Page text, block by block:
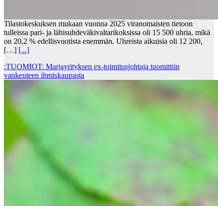
Tilastokeskuksen mukaan vuonna 2025 viranomaisten tietoon
tulleissa pari- ja lähisuhdeväkivaltarikoksissa oli 15 500 uhria, mikä
on 20,2 % edellisvuotista enemmän. Uhreista aikuisia oli 12 200,
[…] [...]
:TUOMIOT: Marjayrityksen ex-toimitusjohtaja tuomittiin
vankeuteen ihmiskaupasta